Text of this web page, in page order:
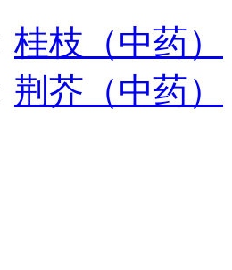
桂枝（中药）
荆芥（中药）